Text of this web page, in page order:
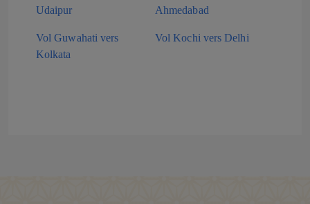
Udaipur
Ahmedabad
Vol Guwahati vers
Kolkata
Vol Kochi vers Delhi